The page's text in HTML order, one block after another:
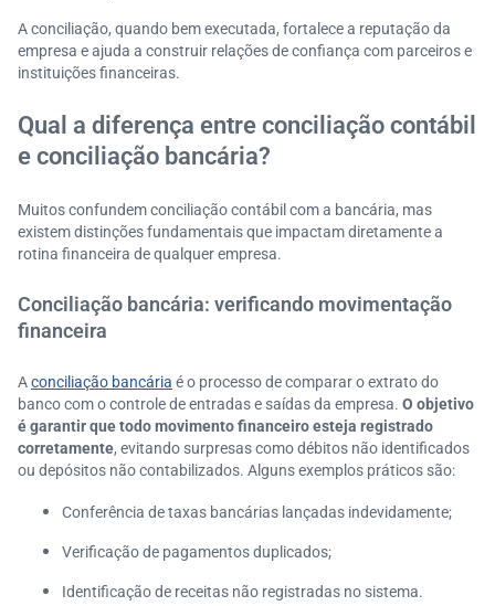
A conciliação, quando bem executada, fortalece a reputação da
empresa e ajuda a construir relações de confiança com parceiros e
instituições financeiras.
Qual a diferença entre conciliação contábil
e conciliação bancária?
Muitos confundem conciliação contábil com a bancária, mas
existem distinções fundamentais que impactam diretamente a
rotina financeira de qualquer empresa.
Conciliação bancária: verificando movimentação
financeira
Aconciliação bancária é o processo de comparar o extrato do
banco com o controle de entradas e saídas da empresa. O objetivo
é garantir que todo movimento financeiro esteja registrado
corretamente, evitando surpresas como débitos não identificados
ou depósitos não contabilizados. Alguns exemplos práticos são:
Conferência de taxas bancárias lançadas indevidamente;
Verificação de pagamentos duplicados;
Identificação de receitas não registradas no sistema.